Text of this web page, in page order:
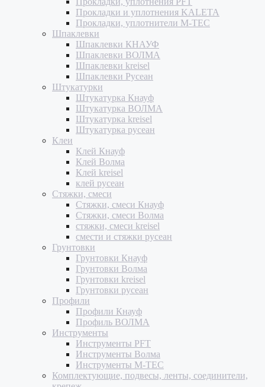
Прокладки и уплотнения KALETA
Прокладки, уплотнители M-TEC
Шпаклевки
Шпаклевки КНАУФ
Шпаклевки ВОЛМА
Шпаклевки kreisel
Шпаклевки Русеан
Штукатурки
Штукатурка Кнауф
Штукатурка ВОЛМА
Штукатурка kreisel
Штукатурка русеан
Клеи
Клей Кнауф
Клей Волма
Клей kreisel
клей русеан
Стяжки, смеси
Стяжки, смеси Кнауф
Стяжки, смеси Волма
стяжки, смеси kreisel
смести и стяжки русеан
Грунтовки
Грунтовки Кнауф
Грунтовки Волма
Грунтовки kreisel
Грунтовки русеан
Профили
Профили Кнауф
Профиль ВОЛМА
Инструменты
Инструменты PFT
Инструменты Волма
Инструменты M-TEC
Комплектующие, подвесы, ленты, соединители,